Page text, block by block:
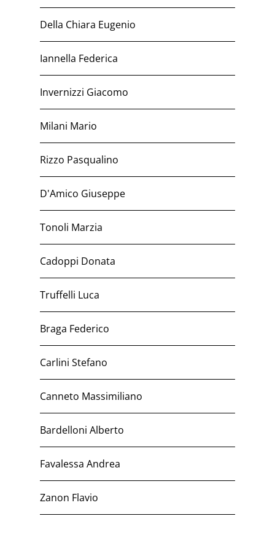
Della Chiara Eugenio
Iannella Federica
Invernizzi Giacomo
Milani Mario
Rizzo Pasqualino
D'Amico Giuseppe
Tonoli Marzia
Cadoppi Donata
Truffelli Luca
Braga Federico
Carlini Stefano
Canneto Massimiliano
Bardelloni Alberto
Favalessa Andrea
Zanon Flavio